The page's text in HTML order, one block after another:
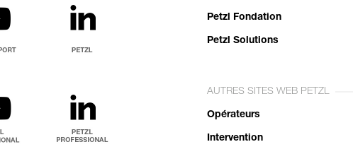
Petzl Fondation
Petzl Solutions
AUTRES SITES WEB PETZL
Opérateurs
Intervention